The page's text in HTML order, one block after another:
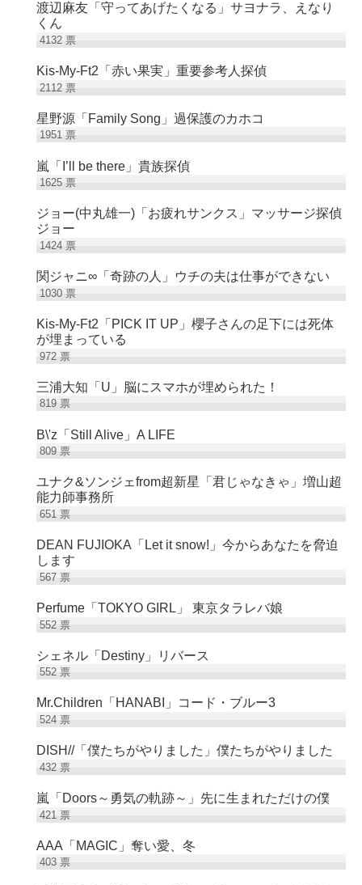
渡辺麻友「守ってあげたくなる」サヨナラ、えなり
くん
4132票
Kis-My-Ft2「赤い果実」重要参考人探偵
2112票
星野源「Family Song」過保護のカホコ
1951票
嵐「I’ll be there」貴族探偵
1625票
ジョー(中丸雄一)「お疲れサンクス」マッサージ探偵
ジョー
1424票
関ジャニ∞「奇跡の人」ウチの夫は仕事ができない
1030票
Kis-My-Ft2「PICK IT UP」櫻子さんの足下には死体
が埋まっている
972票
三浦大知「U」脳にスマホが埋められた！
819票
B\'z「Still Alive」A LIFE
809票
ユナク&ソンジェfrom超新星「君じゃなきゃ」増山超
能力師事務所
651票
DEAN FUJIOKA「Let it snow!」今からあなたを脅迫
します
567票
Perfume「TOKYO GIRL」 東京タラレバ娘
552票
シェネル「Destiny」リバース
552票
Mr.Children「HANABI」コード・ブルー3
524票
DISH//「僕たちがやりました」僕たちがやりました
432票
嵐「Doors～勇気の軌跡～」先に生まれただけの僕
421票
AAA「MAGIC」奪い愛、冬
403票